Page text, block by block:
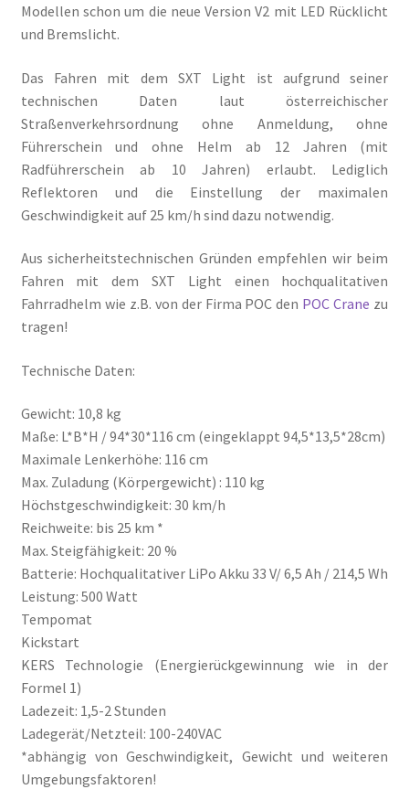
Modellen schon um die neue Version V2 mit LED Rücklicht
und Bremslicht.
Das Fahren mit dem SXT Light ist aufgrund seiner
technischen Daten laut österreichischer
Straßenverkehrsordnung ohne Anmeldung, ohne
Führerschein und ohne Helm ab 12 Jahren (mit
Radführerschein ab 10 Jahren) erlaubt. Lediglich
Reflektoren und die Einstellung der maximalen
Geschwindigkeit auf 25 km/h sind dazu notwendig.
Aus sicherheitstechnischen Gründen empfehlen wir beim
Fahren mit dem SXT Light einen hochqualitativen
Fahrradhelm wie z.B. von der Firma POC den POC Crane zu
tragen!
Technische Daten:
Gewicht: 10,8 kg
Maße: L*B*H / 94*30*116 cm (eingeklappt 94,5*13,5*28cm)
Maximale Lenkerhöhe: 116 cm
Max. Zuladung (Körpergewicht) : 110 kg
Höchstgeschwindigkeit: 30 km/h
Reichweite: bis 25 km *
Max. Steigfähigkeit: 20 %
Batterie: Hochqualitativer LiPo Akku 33 V/ 6,5 Ah / 214,5 Wh
Leistung: 500 Watt
Tempomat
Kickstart
KERS Technologie (Energierückgewinnung wie in der
Formel 1)
Ladezeit: 1,5-2 Stunden
Ladegerät/Netzteil: 100-240VAC
*abhängig von Geschwindigkeit, Gewicht und weiteren
Umgebungsfaktoren!